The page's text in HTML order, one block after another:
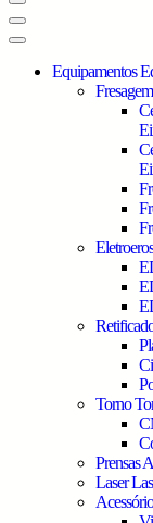
Equipamentos
Fresagem
Torno
Prensas
Laser